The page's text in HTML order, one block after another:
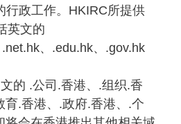
行政工作。HKIRC所提供
英文的
、.edu.hk、.gov.hk
的 .公司.香港、.组织.香
育.香港、.政府.香港、.个